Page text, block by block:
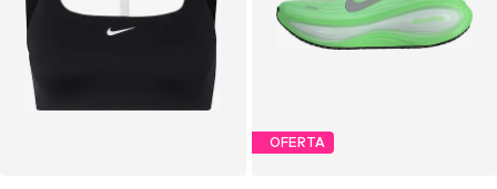
OFERTA